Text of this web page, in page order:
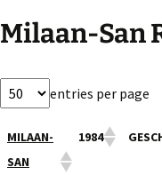
Milaan-San
entries per page
MILAAN-
SAN
1984